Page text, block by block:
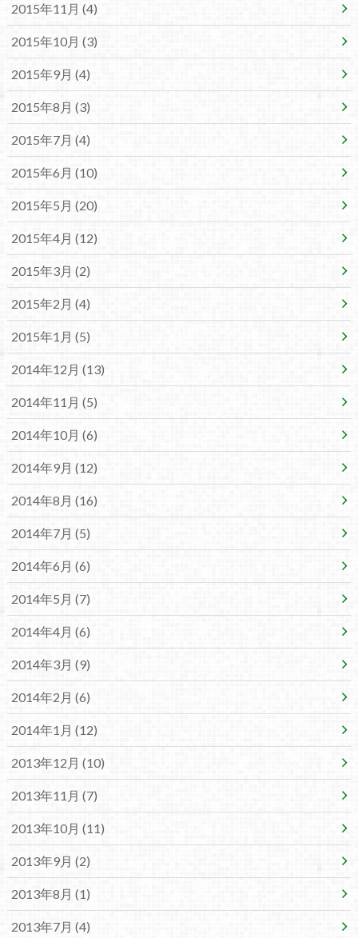
2015年11月 (4)
2015年10月 (3)
2015年9月 (4)
2015年8月 (3)
2015年7月 (4)
2015年6月 (10)
2015年5月 (20)
2015年4月 (12)
2015年3月 (2)
2015年2月 (4)
2015年1月 (5)
2014年12月 (13)
2014年11月 (5)
2014年10月 (6)
2014年9月 (12)
2014年8月 (16)
2014年7月 (5)
2014年6月 (6)
2014年5月 (7)
2014年4月 (6)
2014年3月 (9)
2014年2月 (6)
2014年1月 (12)
2013年12月 (10)
2013年11月 (7)
2013年10月 (11)
2013年9月 (2)
2013年8月 (1)
2013年7月 (4)